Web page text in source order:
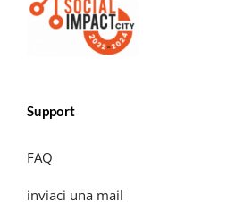
Support
FAQ
inviaci una mail